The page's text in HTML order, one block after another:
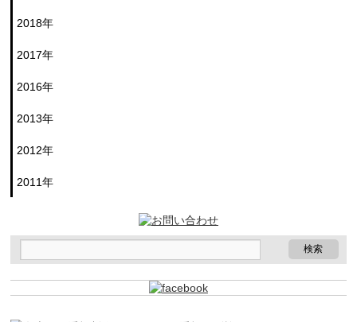
2018年
2017年
2016年
2013年
2012年
2011年